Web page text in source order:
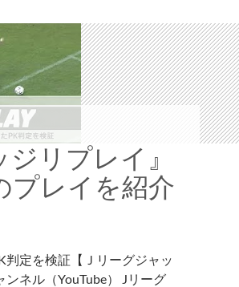
ジリプレイ』
プレイを紹介
判定を検証【Ｊリーグジャッ
ネル（YouTube） Jリーグ